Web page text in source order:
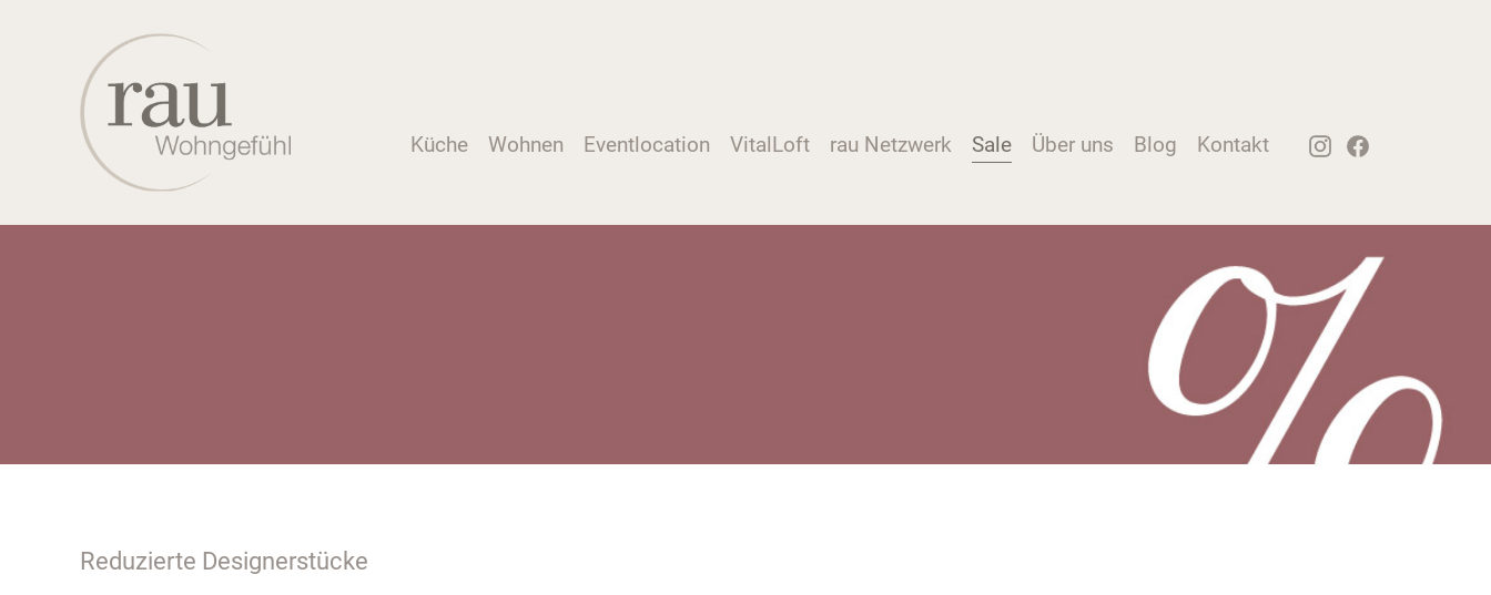
Küche Wohnen Eventlocation VitalLoft rau Netzwerk Sale Über uns Blog Kontakt
Reduzierte Designerstücke